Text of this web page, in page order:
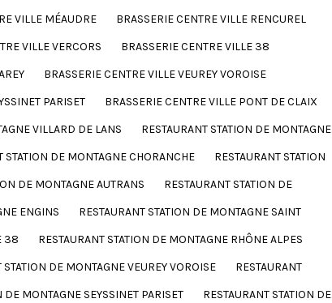
VILLE MÉAUDRE
BRASSERIE CENTRE VILLE RENCUREL
VILLE VERCORS
BRASSERIE CENTRE VILLE 38
BRASSERIE CENTRE VILLE VEUREY VOROISE
PARISET
BRASSERIE CENTRE VILLE PONT DE CLAIX
VILLARD DE LANS
RESTAURANT STATION DE MONTAGNE
STATION DE MONTAGNE CHORANCHE
RESTAURANT STATION
DE MONTAGNE AUTRANS
RESTAURANT STATION DE
ENGINS
RESTAURANT STATION DE MONTAGNE SAINT
38
RESTAURANT STATION DE MONTAGNE RHÔNE ALPES
STATION DE MONTAGNE VEUREY VOROISE
RESTAURANT
DE MONTAGNE SEYSSINET PARISET
RESTAURANT STATION DE